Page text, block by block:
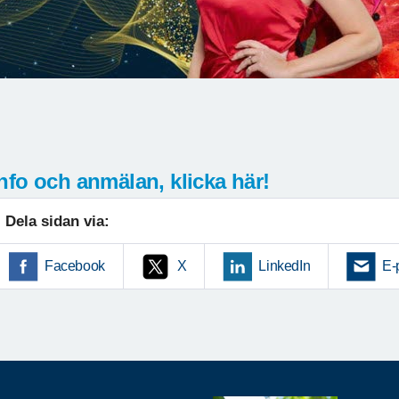
och anmälan, klicka här!
Dela sidan via:
Facebook X LinkedIn